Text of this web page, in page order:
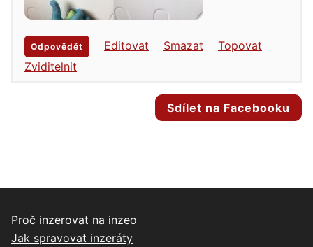
Odpovědět Editovat Smazat
Topovat
Zviditelnit
Sdílet na Facebooku
Proč inzerovat na inzeo
Jak spravovat inzeráty